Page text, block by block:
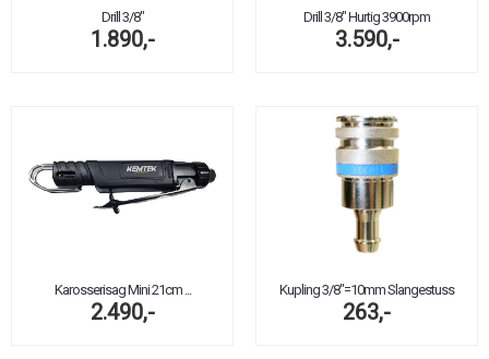
Drill 3/8"
1.890,-
Drill 3/8" Hurtig 3900rpm
3.590,-
Karosserisag Mini 21cm ...
2.490,-
Kupling 3/8"=10mm Slangestuss
263,-